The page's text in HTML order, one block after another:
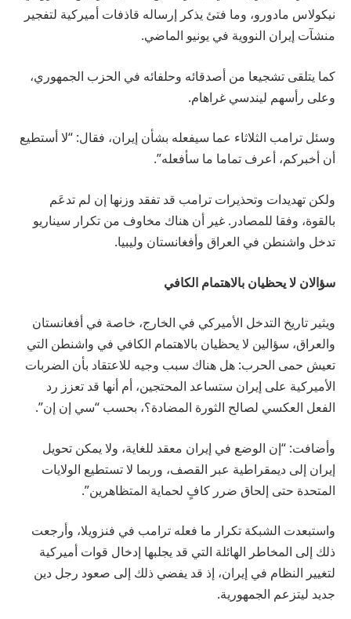
نيكولاس مادورو، وما فتئ يذكر إرساله قاذفات أميركية لتفجير
منشآت إيران النووية في يونيو الماضي.
كما يتلقى تشجيعا من أصدقائه وحلفائه في الحزب الجمهوري،
وعلى رأسهم ليندسي غراهام.
وسئل ترامب الثلاثاء عما سيفعله بشأن إيران، فقال: “لا أستطيع
أن أخبركم، أعرف تماما ما سأفعله”.
ولكن تهديدات وتحذيرات ترامب قد تفقد وزنها إن لم تدعَم
بالقوة، وفقا للمصادر. غير أن هناك مخاوف من تكرار سيناريو
تدخل واشنطن في العراق وأفغانستان وليبيا.
سؤالان لا يحظيان بالاهتمام الكافي
ويثير تاريخ التدخل الأميركي في الخارج، خاصة في أفغانستان
والعراق، سؤالين لا يحظيان بالاهتمام الكافي في واشنطن التي
تعيش حمى الحرب: هل هناك سبب وجيه للاعتقاد بأن الضربات
الأميركية على إيران ستساعد المحتجين، أم أنها قد تعزز رد
الفعل العكسي لصالح الثورة المضادة؟، بحسب “سي إن إن”.
وأضافت: “إن الوضع في إيران معقد للغاية، ولا يمكن تحويل
إيران إلى ديمقراطية عبر القصف، وربما لا تستطيع الولايات
المتحدة حتى إلحاق ضرر كافٍ لحماية المتظاهرين”.
واستبعدت الشبكة تكرار ما فعله ترامب في فنزويلا، وأرجعت
ذلك إلى المخاطر الهائلة التي قد يجلبها إدخال قوات أميركية
لتغيير النظام في إيران، إذ قد يفضي ذلك إلى صعود رجل دين
جديد ليتزعم الجمهورية.